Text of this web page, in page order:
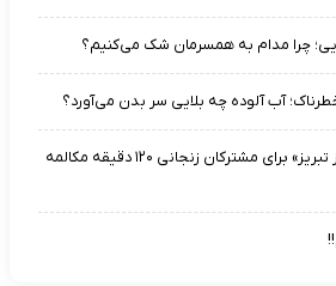
چرا مدام به همسرمان شک می‌کنیم؟
آب آلوده چه بلایی سر بدن می‌آورد؟
ایرانسل به مناسبت «روز تبریز» برای مشترکان زنجانی ۱۲۰ دقیقه مکالمه